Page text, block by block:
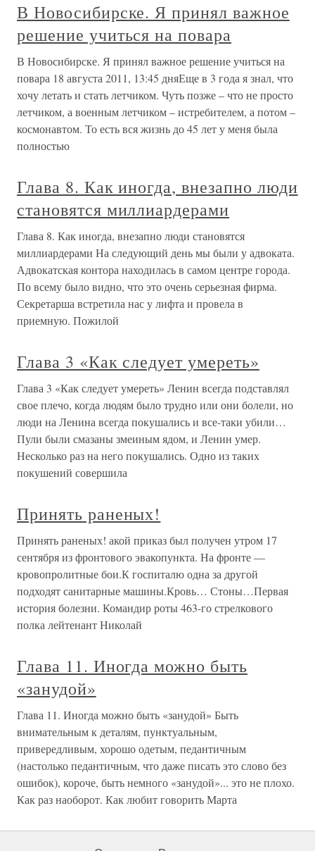
В Новосибирске. Я принял важное
решение учиться на повара
В Новосибирске. Я принял важное решение учиться на
повара 18 августа 2011, 13:45 дняЕще в 3 года я знал, что
хочу летать и стать летчиком. Чуть позже – что не просто
летчиком, а военным летчиком – истребителем, а потом –
космонавтом. То есть вся жизнь до 45 лет у меня была
полностью
Глава 8. Как иногда, внезапно люди
становятся миллиардерами
Глава 8. Как иногда, внезапно люди становятся
миллиардерами На следующий день мы были у адвоката.
Адвокатская контора находилась в самом центре города.
По всему было видно, что это очень серьезная фирма.
Секретарша встретила нас у лифта и провела в
приемную. Пожилой
Глава 3 «Как следует умереть»
Глава 3 «Как следует умереть» Ленин всегда подставлял
свое плечо, когда людям было трудно или они болели, но
люди на Ленина всегда покушались и все-таки убили…
Пули были смазаны змеиным ядом, и Ленин умер.
Несколько раз на него покушались. Одно из таких
покушений совершила
Принять раненых!
Принять раненых! акой приказ был получен утром 17
сентября из фронтового эвакопункта. На фронте —
кровопролитные бои.К госпиталю одна за другой
подходят санитарные машины.Кровь… Стоны…Первая
история болезни. Командир роты 463-го стрелкового
полка лейтенант Николай
Глава 11. Иногда можно быть
«занудой»
Глава 11. Иногда можно быть «занудой» Быть
внимательным к деталям, пунктуальным,
привередливым, хорошо одетым, педантичным
(настолько педантичным, что даже писать это слово без
ошибок), короче, быть немного «занудой»... это не плохо.
Как раз наоборот. Как любит говорить Марта